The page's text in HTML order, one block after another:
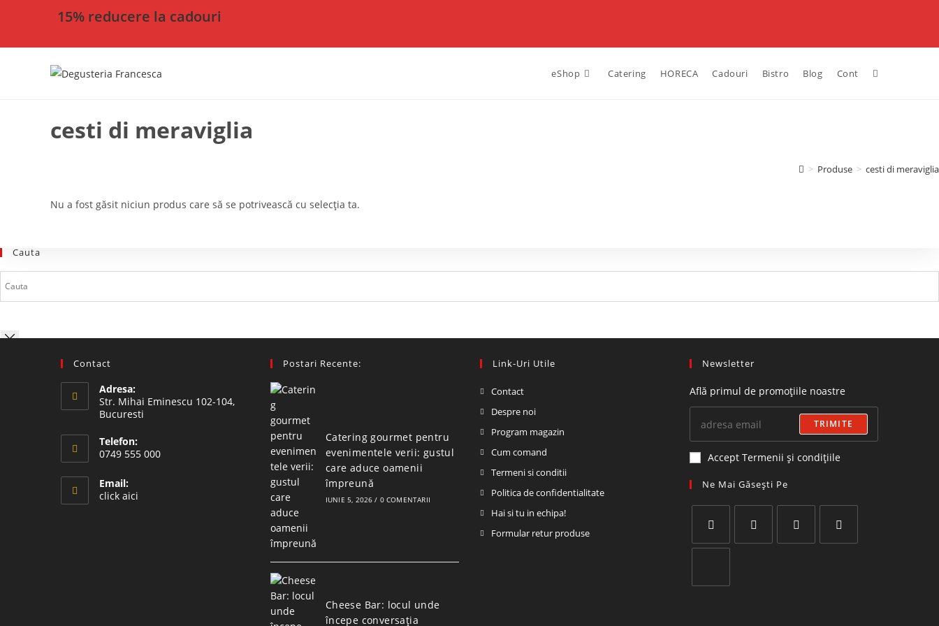
15% reducere la cadouri
eShop Catering HORECA Cadouri Bistro Blog Cont
cesti di meraviglia
> Produse > cesti di meraviglia
Nu a fost găsit niciun produs care să se potrivească cu selecția ta.
Contact
Adresa:
Str. Mihai Eminescu 102-104,
Bucuresti
Telefon:
0749 555 000
Email:
click aici
Postari Recente:
Catering gourmet pentru
evenimentele verii: gustul
care aduce oamenii
împreună
IUNIE 5, 2026 / 0 COMENTARII
Cheese Bar: locul unde
începe conversația
Link-Uri Utile
Contact
Despre noi
Program magazin
Cum comand
Termeni si conditii
Politica de confidentialitate
Hai si tu in echipa!
Formular retur produse
Newsletter
Află primul de promoțiile noastre
TRIMITE
Accept Termenii și condițiile
Ne Mai Găsești Pe
Cauta